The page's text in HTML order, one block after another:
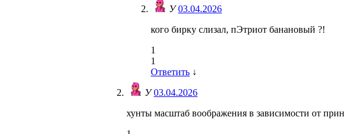
У03.04.2026
кого бирку слизал, пЭтриот банановый ?!
1
1
Ответить ↓
У03.04.2026
хунты масштаб воображения в зависимости от